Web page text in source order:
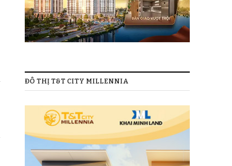
ĐÔ THỊ T&T CITY MILLENNIA